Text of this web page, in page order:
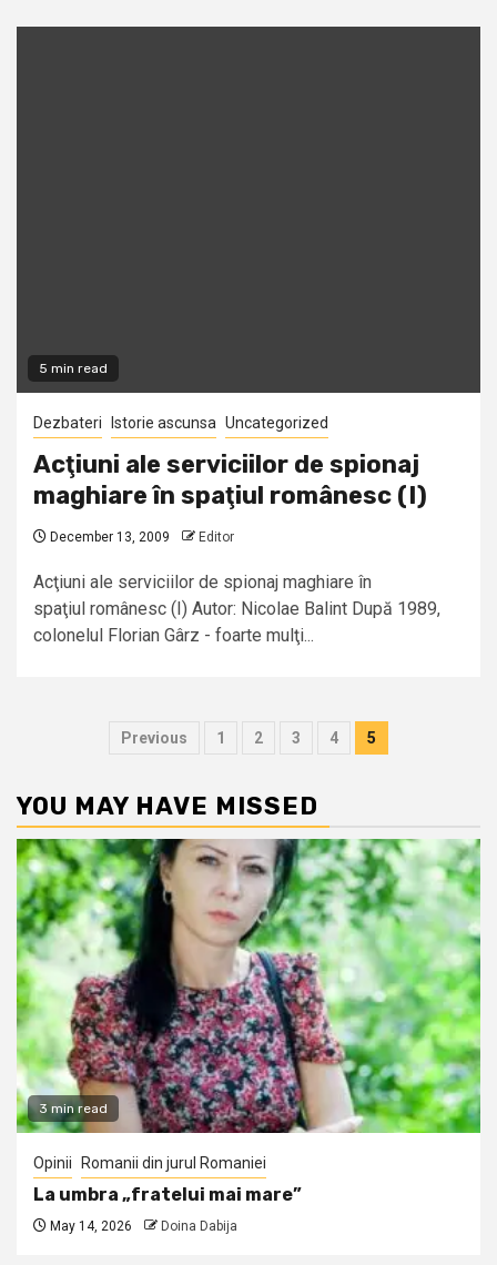
5 min read
Dezbateri Istorie ascunsa Uncategorized
Acţiuni ale serviciilor de spionaj
maghiare în spaţiul românesc (I)
December 13, 2009 Editor
Acţiuni ale serviciilor de spionaj maghiare în
spaţiul românesc (I) Autor: Nicolae Balint După 1989,
colonelul Florian Gârz - foarte mulţi...
Posts
Previous 1 2 3 4 5
YOU MAY HAVE MISSED
3 min read
Opinii Romanii din jurul Romaniei
La umbra „fratelui mai mare”
May 14, 2026 Doina Dabija